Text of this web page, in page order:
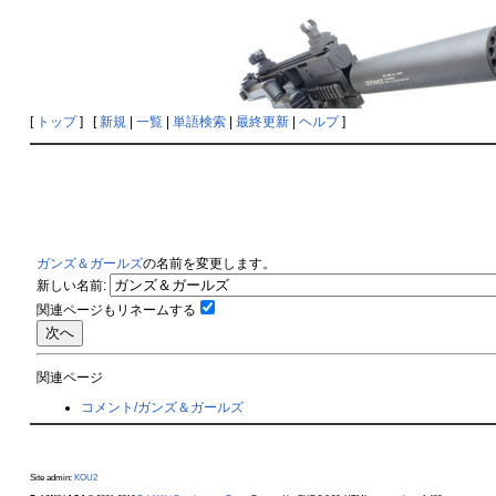
[ トップ] [新規| 一覧| 単語検索| 最終更新| ヘルプ]
ガンズ＆ガールズの名前を変更します。
新しい名前:
関連ページもリネームする
関連ページ
コメント/ガンズ＆ガールズ
Site admin: KOU2